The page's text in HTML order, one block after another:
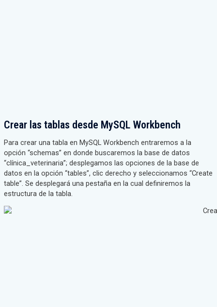
Crear las tablas desde MySQL Workbench
Para crear una tabla en MySQL Workbench entraremos a la
opción “schemas” en donde buscaremos la base de datos
“clínica_veterinaria”; desplegamos las opciones de la base de
datos en la opción “tables”, clic derecho y seleccionamos “Create
table”. Se desplegará una pestaña en la cual definiremos la
estructura de la tabla.